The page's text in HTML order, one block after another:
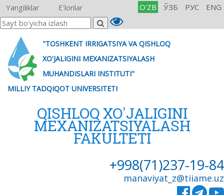
Yangiliklar E'lonlar O'ZB ЎЗБ РУС ENG
"TOSHKENT IRRIGATSIYA VA QISHLOQ
XO'JALIGINI MEXANIZATSIYALASH
MUHANDISLARI INSTITUTI"
MILLIY TADQIQOT UNIVERSITETI
QISHLOQ XO'JALIGINI
MEXANIZATSIYALASH
FAKULTETI
+998(71)237-19-84
manaviyat_z@tiiame.uz